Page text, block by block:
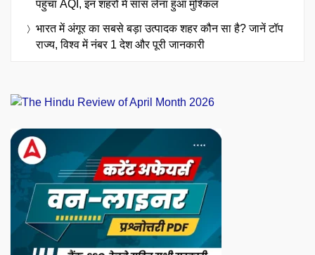
पहुंचा AQI, इन शहरों में सांस लेना हुआ मुश्किल
भारत में अंगूर का सबसे बड़ा उत्पादक शहर कौन सा है? जानें टॉप
राज्य, विश्व में नंबर 1 देश और पूरी जानकारी